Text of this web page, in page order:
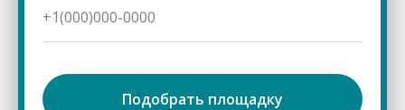
Подобрать площадку